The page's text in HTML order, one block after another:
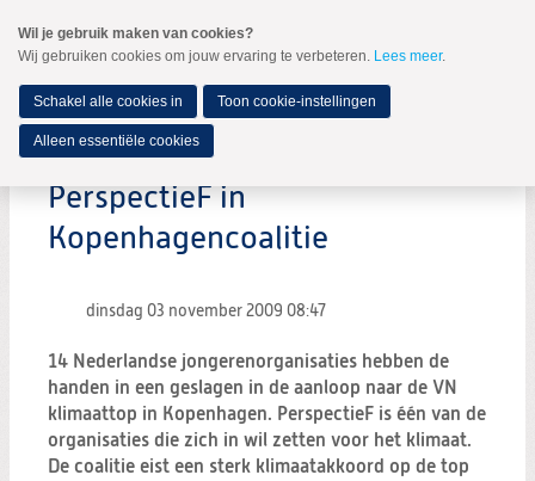
naar
Spring
de
inhoud
Spring
naar
hoofdmenu
MENU
PerspectieF in
Kopenhagencoalitie
dinsdag 03 november 2009 08:47
14 Nederlandse jongerenorganisaties hebben de
handen in een geslagen in de aanloop naar de VN
klimaattop in Kopenhagen. PerspectieF is één van de
organisaties die zich in wil zetten voor het klimaat.
De coalitie eist een sterk klimaatakkoord op de top
Wil je gebruik maken van cookies?
Wij gebruiken cookies om jouw ervaring te verbeteren. Lees meer.
Schakel alle cookies in Toon cookie-instellingen
Alleen essentiële cookies